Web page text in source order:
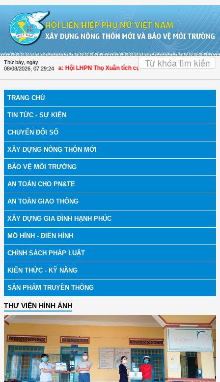
Thứ bảy, ngày
08/08/2026 07:29:25
| Thanh Hóa: Hội LHPN Thọ Xuân tích cực góp phần nâng cao tỷ lệ người
TRANG CHỦ
TIN TỨC - SỰ KIỆN
CHUYỂN ĐỔI SỐ
XÂY DỰNG NÔNG THÔN MỚI
BẢO VỆ MÔI TRƯỜNG
AN TOÀN CHO PN&TE
AN TOÀN GIAO THÔNG
XÂY DỰNG GIA ĐÌNH HẠNH PHÚC
MÔ HÌNH - ĐIỂN HÌNH
CHÍNH SÁCH PHÁP LUẬT
KIẾN THỨC - KỸ NĂNG
SẢN PHẨM TRUYỀN THÔNG
THƯ VIỆN HÌNH ẢNH
OK